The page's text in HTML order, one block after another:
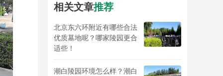
相关文章推荐
北京东六环附近有哪些合法
优质墓地呢？哪家陵园更合
适些！
潮白陵园环境怎么样？潮白